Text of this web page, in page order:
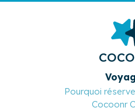
Pourquoi
Cocoonr